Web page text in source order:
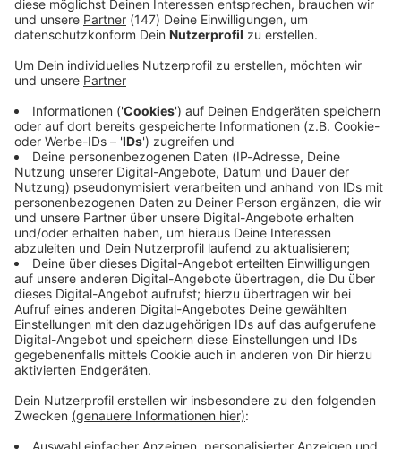
Immer auf dem Laufenden
bleiben!
Verpass' nichts mehr - mit unserem kostenlosen
ANTENNE BAYERN Newsletter. Ob Nachrichten,
Lifestyle oder unsere neuesten Aktionen - wir